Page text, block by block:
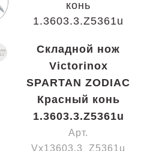
Складной нож
Victorinox
SPARTAN ZODIAC
Красный конь
1.3603.3.Z5361u
Арт.
Vx13603.3_Z5361u